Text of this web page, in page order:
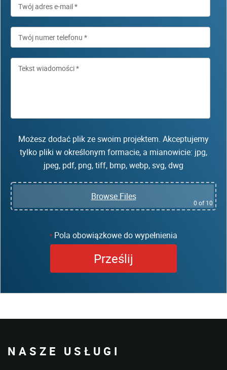
Możesz dodać plik ze swoim projektem. Akceptujemy
tylko pliki w określonym formacie, a mianowicie: jpg,
jpeg, pdf, png, tiff, bmp, webp, svg, dwg
Browse Files
0 of 10
* Pola obowiązkowe do wypełnienia
NASZE USŁUGI